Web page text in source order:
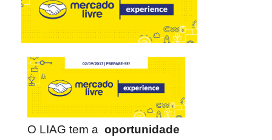
O LIAG tem a oportunidade